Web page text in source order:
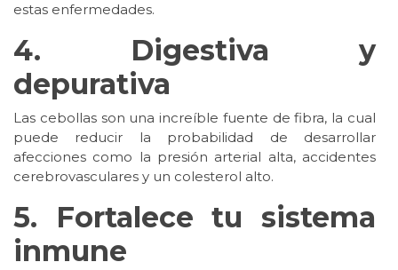
estas enfermedades.
4. Digestiva y
depurativa
Las cebollas son una increíble fuente de fibra, la cual
puede reducir la probabilidad de desarrollar
afecciones como la presión arterial alta, accidentes
cerebrovasculares y un colesterol alto.
5. Fortalece tu sistema
inmune